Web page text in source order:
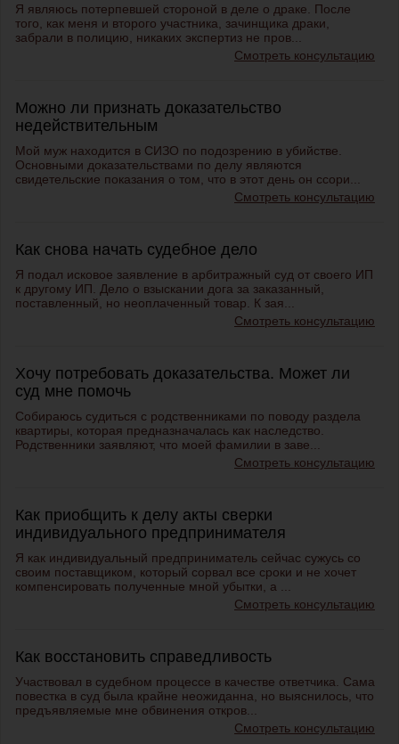
Я являюсь потерпевшей стороной в деле о драке. После
того, как меня и второго участника, зачинщика драки,
забрали в полицию, никаких экспертиз не пров...
Смотреть консультацию
Можно ли признать доказательство
недействительным
Мой муж находится в СИЗО по подозрению в убийстве.
Основными доказательствами по делу являются
свидетельские показания о том, что в этот день он ссори...
Смотреть консультацию
Как снова начать судебное дело
Я подал исковое заявление в арбитражный суд от своего ИП
к другому ИП. Дело о взыскании дога за заказанный,
поставленный, но неоплаченный товар. К зая...
Смотреть консультацию
Хочу потребовать доказательства. Может ли
суд мне помочь
Собираюсь судиться с родственниками по поводу раздела
квартиры, которая предназначалась как наследство.
Родственники заявляют, что моей фамилии в заве...
Смотреть консультацию
Как приобщить к делу акты сверки
индивидуального предпринимателя
Я как индивидуальный предприниматель сейчас сужусь со
своим поставщиком, который сорвал все сроки и не хочет
компенсировать полученные мной убытки, а ...
Смотреть консультацию
Как восстановить справедливость
Участвовал в судебном процессе в качестве ответчика. Сама
повестка в суд была крайне неожиданна, но выяснилось, что
предъявляемые мне обвинения откров...
Смотреть консультацию